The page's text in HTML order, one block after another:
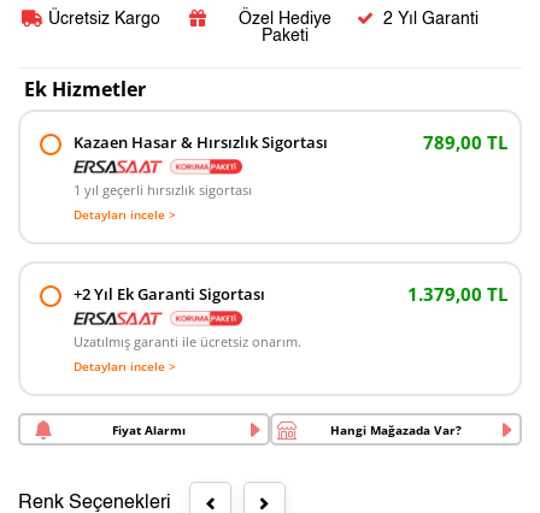
Ücretsiz Kargo
Özel Hediye
Paketi
2 Yıl Garanti
Ek Hizmetler
Kazaen Hasar & Hırsızlık Sigortası 789,00 TL
1 yıl geçerli hırsızlık sigortası
Detayları incele >
+2 Yıl Ek Garanti Sigortası 1.379,00 TL
Uzatılmış garanti ile ücretsiz onarım.
Detayları incele >
Fiyat Alarmı Hangi Mağazada Var?
Renk Seçenekleri